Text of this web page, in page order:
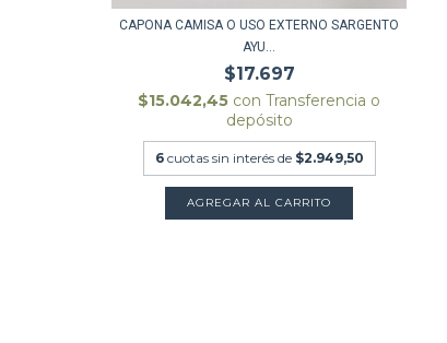
CAPONA CAMISA O USO EXTERNO SARGENTO
AYU...
$17.697
$15.042,45 con Transferencia o
depósito
6 cuotas sin interés de $2.949,50
AGREGAR AL CARRITO